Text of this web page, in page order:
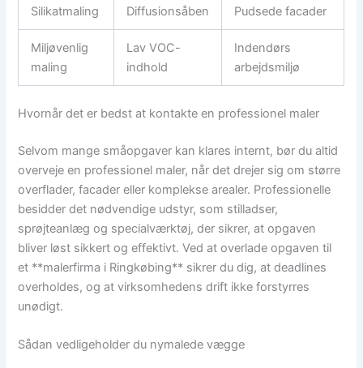
Silikatmaling Diffusionsåben Pudsede facader
Miljøvenlig
maling
Lav VOC-
indhold
Indendørs
arbejdsmiljø
Hvornår det er bedst at kontakte en professionel maler
Selvom mange småopgaver kan klares internt, bør du altid
overveje en professionel maler, når det drejer sig om større
overflader, facader eller komplekse arealer. Professionelle
besidder det nødvendige udstyr, som stilladser,
sprøjteanlæg og specialværktøj, der sikrer, at opgaven
bliver løst sikkert og effektivt. Ved at overlade opgaven til
et **malerfirma i Ringkøbing** sikrer du dig, at deadlines
overholdes, og at virksomhedens drift ikke forstyrres
unødigt.
Sådan vedligeholder du nymalede vægge